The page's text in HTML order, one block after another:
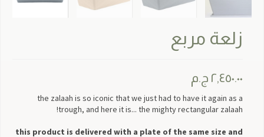
زلعة مربع
٢,٤٥٠.٠٠ ج.م
the zalaah is so iconic that we just had to have it again as a
trough, and here it is... the mighty rectangular zalaah!
this product is delivered with a plate of the same size and